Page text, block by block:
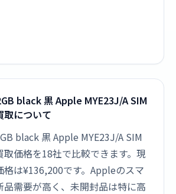
black 黒 Apple MYE23J/A SIM
取について
black 黒 Apple MYE23J/A SIM
取価格を18社で比較できます。現
格は¥136,200です。Appleのスマ
品需要が高く、未開封品は特に高